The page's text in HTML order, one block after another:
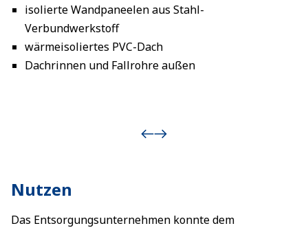
isolierte Wandpaneelen aus Stahl-
Verbundwerkstoff
wärmeisoliertes PVC-Dach
Dachrinnen und Fallrohre außen
Nutzen
Das Entsorgungsunternehmen konnte dem